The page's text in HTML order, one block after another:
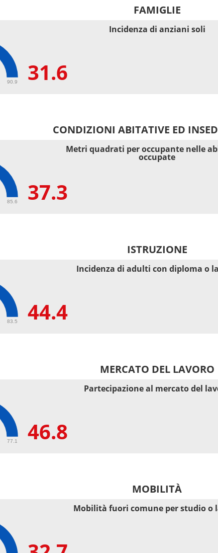
FAMIGLIE
90.9 31.6
Incidenza di anziani soli
CONDIZIONI ABITATIVE ED
85.6 37.3
Metri quadrati per occupante nelle
occupate
ISTRUZIONE
83.5 44.4
Incidenza di adulti con diploma o
MERCATO DEL LAVORO
77.1 46.8
Partecipazione al mercato del
MOBILITÀ
Mobilità fuori comune per studio o